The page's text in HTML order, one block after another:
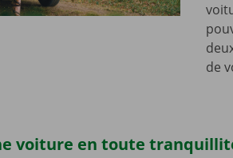
de
voiture en toute